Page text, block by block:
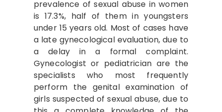
prevalence of sexual abuse in women
is 17.3%, half of them in youngsters
under 15 years old. Most of cases have
a late gynecological evaluation, due to
a delay in a formal complaint.
Gynecologist or pediatrician are the
specialists who most frequently
perform the genital examination of
girls suspected of sexual abuse, due to